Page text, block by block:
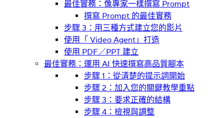
最佳實務：像專家一樣撰寫 Prompt
撰寫 Prompt 的最佳實務
步驟 3：用三種方式建立您的影片
使用「 Video Agent」打造
使用 PDF／PPT 建立
最佳實務：運用 AI 快速撰寫高品質腳本
步驟 1：從清楚的提示詞開始
步驟 2：加入您的關鍵教學重點
步驟 3：要求正確的結構
步驟 4：檢視與調整